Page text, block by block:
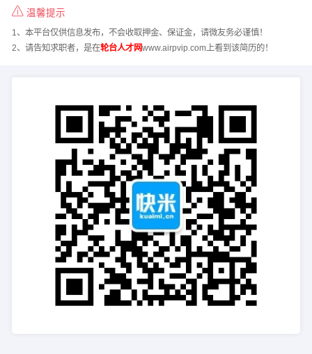
温馨提示
1、本平台仅供信息发布，不会收取押金、保证金，请微友务必谨慎！
2、请告知求职者，是在轮台人才网www.airpvip.com上看到该简历的！